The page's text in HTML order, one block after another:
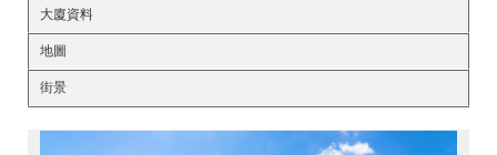
大廈資料
地圖
街景